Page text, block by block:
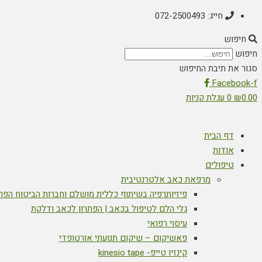
חייג: 072-2500493
חיפוש
חיפוש
סגור את תיבת החיפוש
Facebook-f
₪0.00
0 עגלת קניות
דף הבית
אודות
טיפולים
מרפאת כאב אלטרנטיבית
פיזיותרפיה בשיתוף כללית מושלם וחברות הביטוח
גלי הלם לטיפול בכאב | הפתרון לכאב ודלקת
עיסוי רפואי
פאשיקום – שיקום תנועתי אורטופדי
קינזיו טייפ- kinesio tape